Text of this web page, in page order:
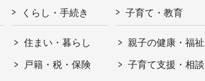
くらし・手続き
住まい・暮らし
戸籍・税・保険
子育て・教育
親子の健康・福祉
子育て支援・相談